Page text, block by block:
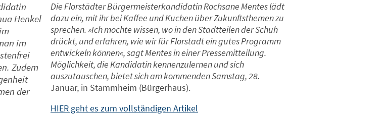
Henkel
im
Zudem
der
Die Florstädter Bürgermeisterkandidatin Rochsane Mentes lädt
dazu ein, mit ihr bei Kaffee und Kuchen über Zukunftsthemen zu
sprechen. »Ich möchte wissen, wo in den Stadtteilen der Schuh
drückt, und erfahren, wie wir für Florstadt ein gutes Programm
entwickeln können«, sagt Mentes in einer Pressemitteilung.
Möglichkeit, die Kandidatin kennenzulernen und sich
auszutauschen, bietet sich am kommenden Samstag, 28.
Januar, in Stammheim (Bürgerhaus).
HIER geht es zum vollständigen Artikel